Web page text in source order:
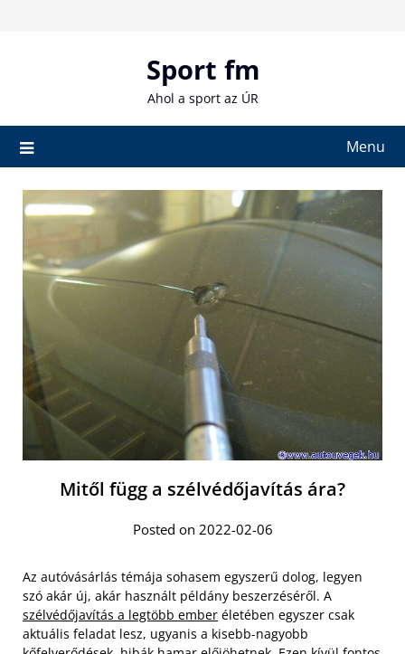
Sport fm
Ahol a sport az ÚR
Menu
Mitől függ a szélvédőjavítás ára?
Posted on 2022-02-06
Az autóvásárlás témája sohasem egyszerű dolog, legyen
szó akár új, akár használt példány beszerzéséről. A
szélvédőjavítás a legtöbb ember életében egyszer csak
aktuális feladat lesz, ugyanis a kisebb-nagyobb